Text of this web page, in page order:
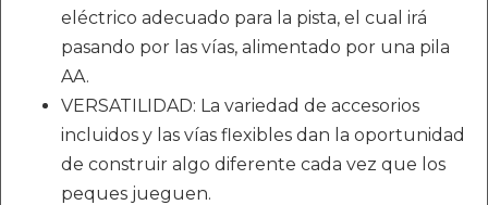
eléctrico adecuado para la pista, el cual irá
pasando por las vías, alimentado por una pila
AA.
VERSATILIDAD: La variedad de accesorios
incluidos y las vías flexibles dan la oportunidad
de construir algo diferente cada vez que los
peques jueguen.